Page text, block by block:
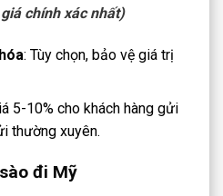
chính xác nhất)
: Tùy chọn, bảo vệ giá trị
5-10% cho khách hàng gửi
thường xuyên.
đi Mỹ